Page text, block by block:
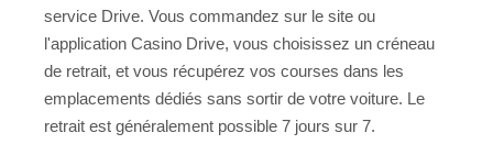
service Drive. Vous commandez sur le site ou
l'application Casino Drive, vous choisissez un créneau
de retrait, et vous récupérez vos courses dans les
emplacements dédiés sans sortir de votre voiture. Le
retrait est généralement possible 7 jours sur 7.